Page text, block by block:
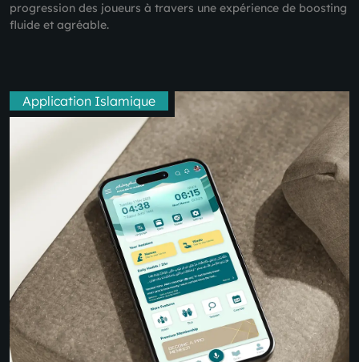
progression des joueurs à travers une expérience de boosting
fluide et agréable.
Application Islamique